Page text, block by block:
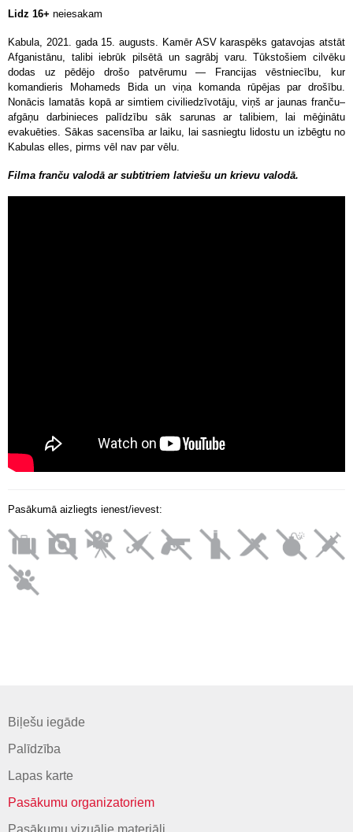
Lidz 16+ neiesakam
Kabula, 2021. gada 15. augusts. Kamēr ASV karaspēks gatavojas atstāt
Afganistānu, talibi iebrūk pilsētā un sagrābj varu. Tūkstošiem cilvēku
dodas uz pēdējo drošo patvērumu — Francijas vēstniecību, kur
komandieris Mohameds Bida un viņa komanda rūpējas par drošību.
Nonācis lamatās kopā ar simtiem civiliedzīvotāju, viņš ar jaunas franču–
afgāņu darbinieces palīdzību sāk sarunas ar talibiem, lai mēģinātu
evakuēties. Sākas sacensība ar laiku, lai sasniegtu lidostu un izbēgtu no
Kabulas elles, pirms vēl nav par vēlu.
Filma franču valodā ar subtitriem latviešu un krievu valodā.
Pasākumā aizliegts ienest/ievest:
Biļešu iegāde
Palīdzība
Lapas karte
Pasākumu organizatoriem
Pasākumu vizuālie materiāli